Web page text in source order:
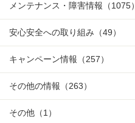
メンテナンス・障害情報 （1075）
安心安全への取り組み （49）
キャンペーン情報 （257）
その他の情報 （263）
その他 （1）